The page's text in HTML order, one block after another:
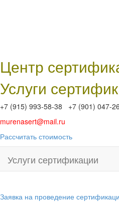
Центр
Услуги
+7 (915) 993-58-38 +7 (901) 047-
murenasert@mail.ru
Рассчитать стоимость
Услуги сертификации
Заявка на проведение